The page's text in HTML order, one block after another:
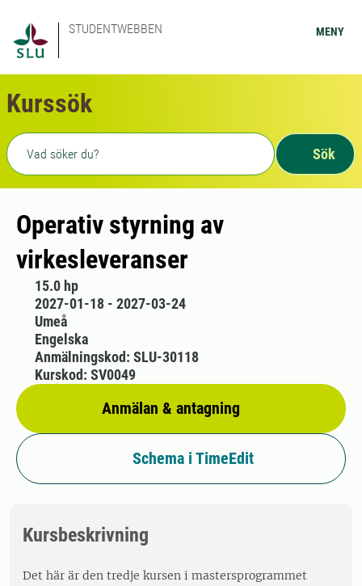
STUDENTWEBBEN MENY
Kurssök
Fritext sökning
Sök
Operativ styrning av
virkesleveranser
15.0 hp
2027-01-18 - 2027-03-24
Umeå
Engelska
Anmälan & antagning
Anmälningskod: SLU-30118
Kurskod: SV0049
Schema i TimeEdit
Kursbeskrivning
Det här är den tredje kursen i mastersprogrammet